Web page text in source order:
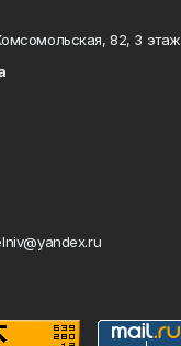
82, 3 этаж